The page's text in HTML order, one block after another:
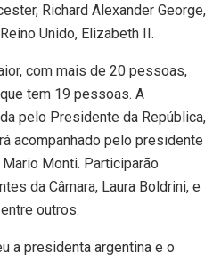
Richard Alexander George,
Unido, Elizabeth II.
com mais de 20 pessoas,
tem 19 pessoas. A
pelo Presidente da República,
acompanhado pelo presidente
Monti. Participarão
da Câmara, Laura Boldrini, e
outros.
a presidenta argentina e o